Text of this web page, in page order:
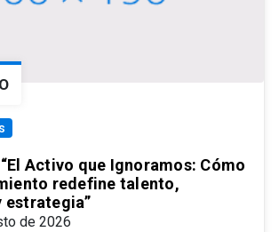
Activo que Ignoramos: Cómo
redefine talento,
estrategia”
de 2026